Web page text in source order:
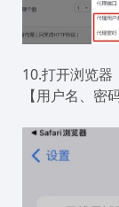
10.打开浏览器
【用户名、密码